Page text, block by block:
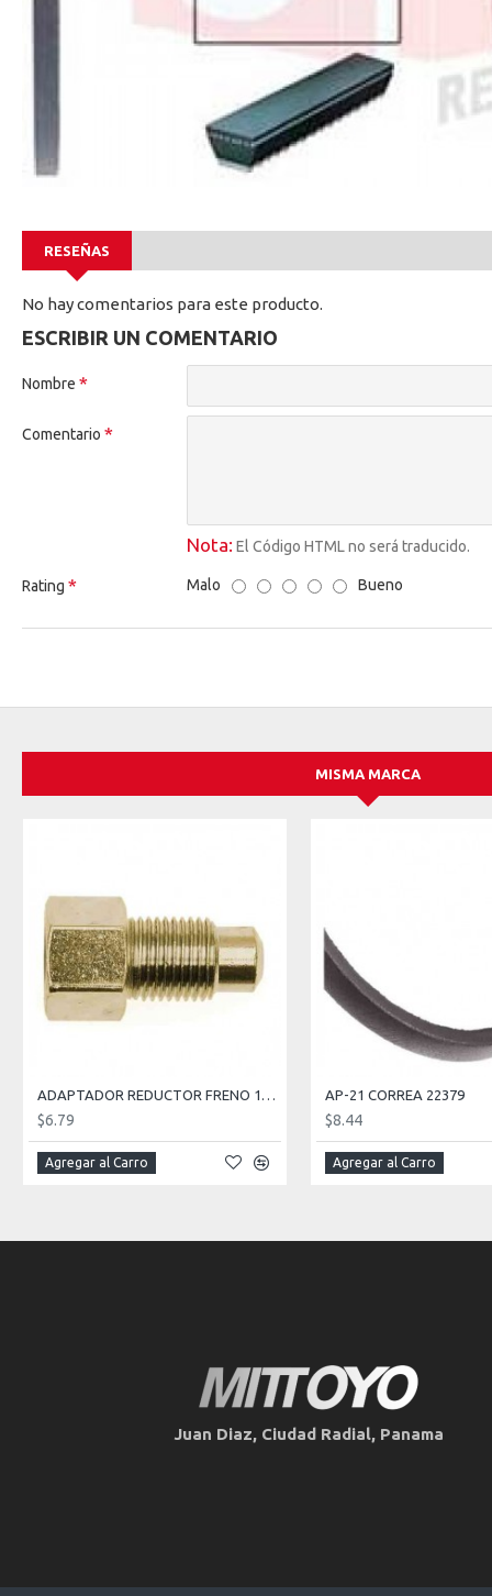
RESEÑAS
No hay comentarios para este producto.
ESCRIBIR UN COMENTARIO
Nombre
Comentario
Nota: El Código HTML no será traducido.
Rating Malo Bueno
MISMA MARCA
ADAPTADOR REDUCTOR FRENO 12 MM MACHO 10 MM HEMBRA
$6.79
Agregar al Carro
AP-21 CORREA 22379
$8.44
Agregar al Carro
Juan Diaz, Ciudad Radial, Panama